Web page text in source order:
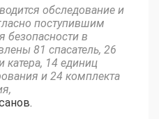
обследование и
поступившим
безопасности в
81 спасатель, 26
катера, 14 единиц
и 24 комплекта